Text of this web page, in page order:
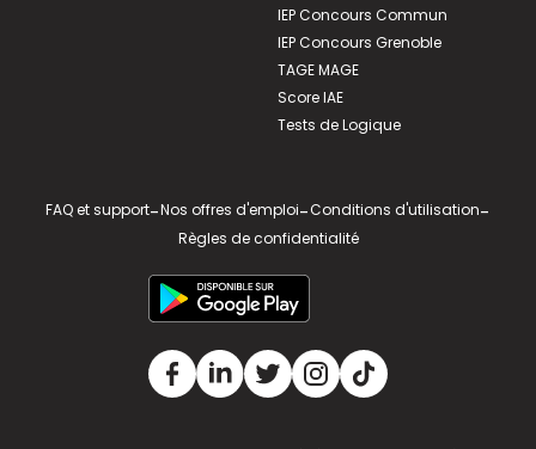
IEP Concours Commun
IEP Concours Grenoble
TAGE MAGE
Score IAE
Tests de Logique
FAQ et support-Nos offres d'emploi-Conditions d'utilisation-
Règles de confidentialité